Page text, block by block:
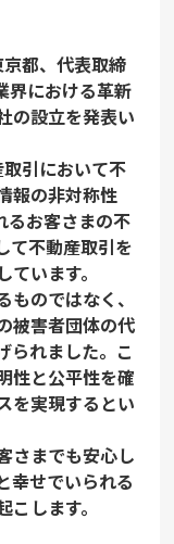
都、代表取締
界における革新
の設立を発表い
引において不
報の非対称性
るお客さまの不
て不動産取引を
います。
のではなく、
被害者団体の代
られました。こ
性と公平性を確
を実現するとい
さまでも安心し
幸せでいられる
します。